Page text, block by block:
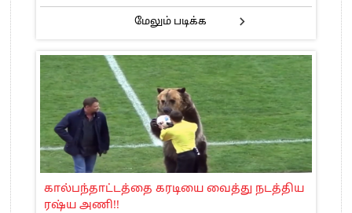
மேலும் படிக்க
கால்பந்தாட்டத்தை கரடியை வைத்து நடத்திய
ரஷ்ய அணி!!